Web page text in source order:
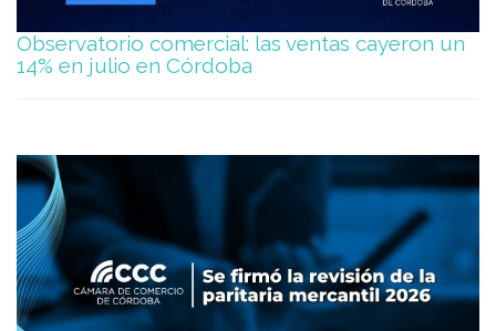
Observatorio comercial: las ventas cayeron un
14% en julio en Córdoba